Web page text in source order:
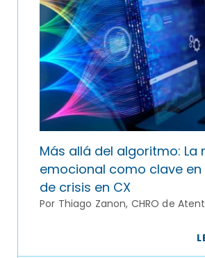
Más allá del algoritmo: La
emocional como clave
de crisis en CX
Por Thiago Zanon, CHRO de